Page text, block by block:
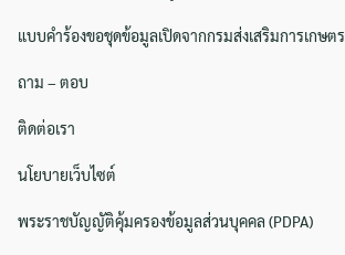
แบบคำร้องขอชุดข้อมูลเปิดจากกรมส่งเสริมการเกษตร
ถาม – ตอบ
ติดต่อเรา
นโยบายเว็บไซต์
พระราชบัญญัติคุ้มครองข้อมูลส่วนบุคคล (PDPA)